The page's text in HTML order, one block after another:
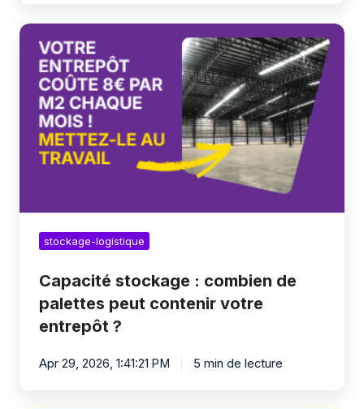
Capacité
stockage
combien
palettes
peut
contenir
votre
stockage-logistique
Capacité stockage : combien de
palettes peut contenir votre
entrepôt ?
Apr 29, 2026, 1:41:21 PM 5 min de lecture